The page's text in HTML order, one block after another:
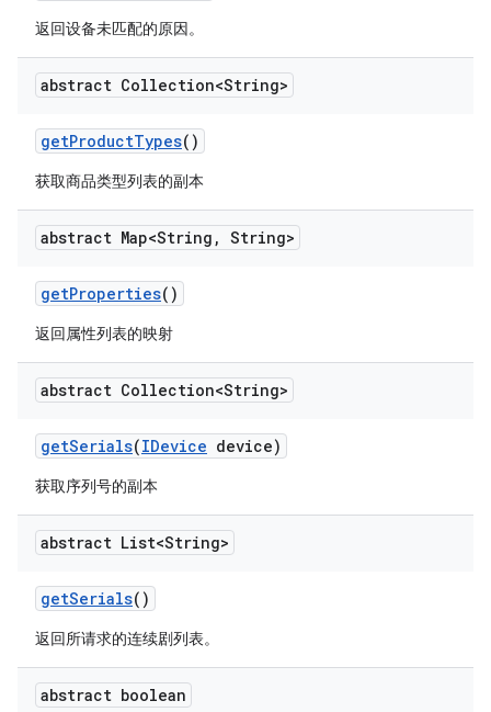
返回设备未匹配的原因。
abstract Collection<String>
getProductTypes()
获取商品类型列表的副本
abstract Map<String , String>
getProperties()
返回属性列表的映射
abstract Collection<String>
getSerials(IDevice device)
获取序列号的副本
abstract List<String>
getSerials()
返回所请求的连续剧列表。
abstract boolean